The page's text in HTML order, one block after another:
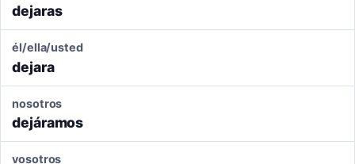
dejaras
él/ella/usted
dejara
nosotros
dejáramos
vosotros